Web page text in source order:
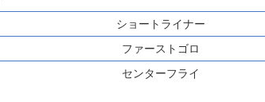
ショートライナー
ファーストゴロ
センターフライ